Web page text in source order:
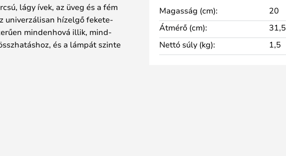
lágy ívek, az üveg és a fém
univerzálisan hízelgő fekete-
mindenhová illik, mind-
és a lámpát szinte
látott kiegészítőjévé teszik.
a lámpaernyőn
megvilágítást is kap,
hangsúlyozza. A lámpabúra
Magasság (cm):
20
Átmérő (cm):
31,5
Nettó súly (kg):
1,5